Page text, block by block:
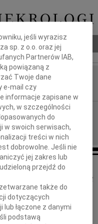
żegnamy drogiego Kolegę
Detkę
jeśli wyrazisz
sp. z o.o. oraz jej
Partnerów IAB,
powiązaną z
Twoje dane
e-mail czy
informacje zapisane w
w szczególności
do
w swoich serwisach,
treści w nich
dobrowolne. Jeśli nie
jej zakres lub
przejdź do
także do
dotyczących
łączone z danymi
podstawą